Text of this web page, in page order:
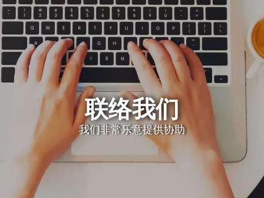
联络我们
我们非常乐意提供协助